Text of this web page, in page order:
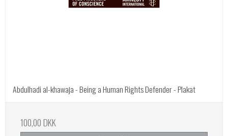
Abdulhadi al-khawaja - Being a Human Rights Defender - Plakat
100,00 DKK